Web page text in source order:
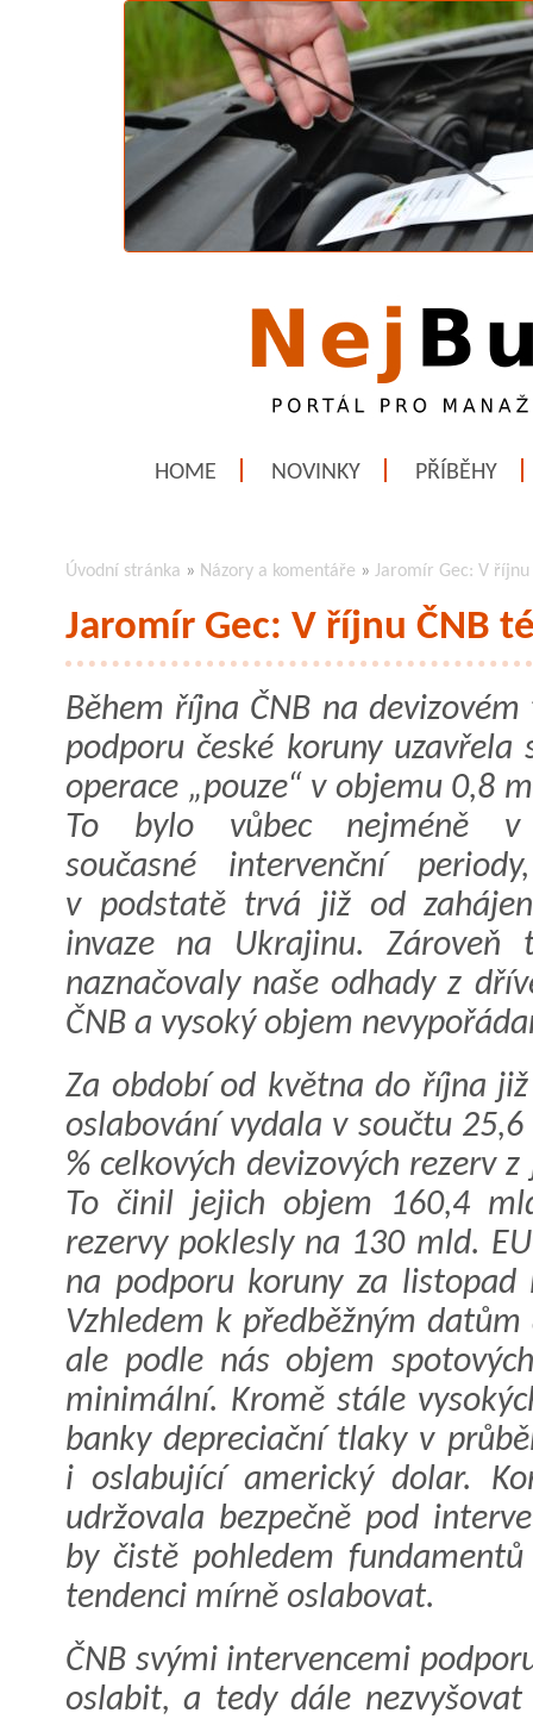
HOME NOVINKY PŘÍBĚHY
Úvodní stránka » Názory a komentáře » Jaromír Gec: V
Jaromír Gec: V říjnu ČNB
Během října ČNB na
podporu české koruny uzavřela
operace „pouze“ v objemu 0,8
To bylo vůbec nejméně v
současné intervenční
v podstatě trvá již od
invaze na Ukrajinu. Zároveň
naznačovaly naše odhady z
ČNB a vysoký objem
Za období od května do října
oslabování vydala v součtu
% celkových devizových rezerv
To činil jejich objem 160,4
rezervy poklesly na 130 mld.
na podporu koruny za listopad
Vzhledem k předběžným
ale podle nás objem
minimální. Kromě stále
banky depreciační tlaky v
i oslabující americký dolar.
udržovala bezpečně pod
by čistě pohledem
tendenci mírně oslabovat.
ČNB svými intervencemi
oslabit, a tedy dále nezvyšovat